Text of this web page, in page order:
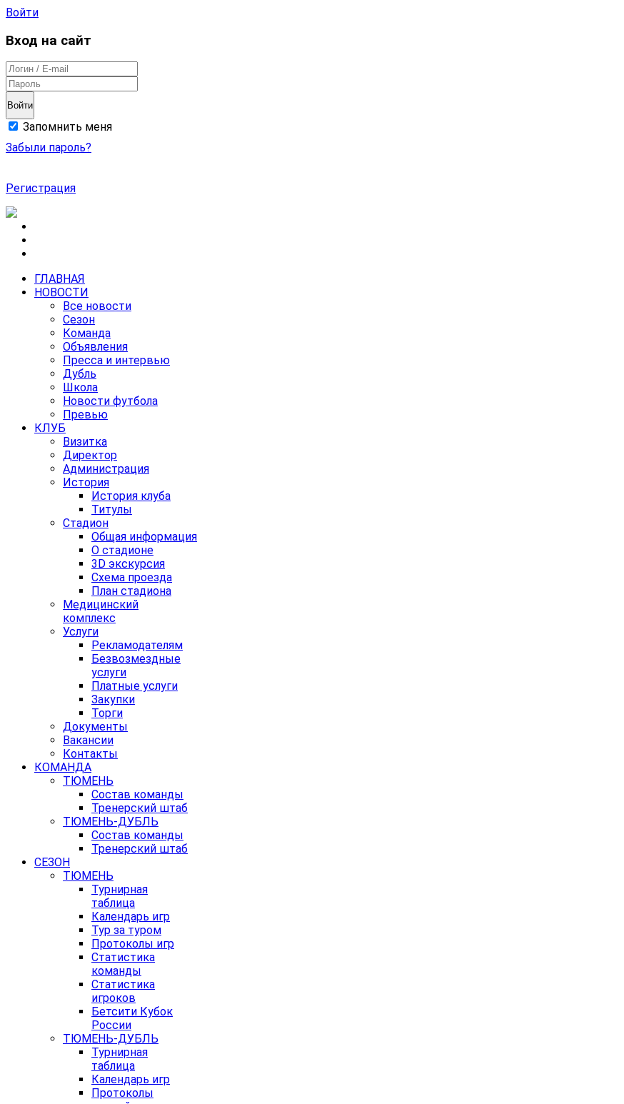
Войти
Вход на сайт
Войти
Запомнить меня
Забыли пароль?
Регистрация
ГЛАВНАЯ
НОВОСТИ
Все новости
Сезон
Команда
Объявления
Пресса и интервью
Дубль
Школа
Новости футбола
Превью
КЛУБ
Визитка
Директор
Администрация
История
История клуба
Титулы
Стадион
Общая информация
О стадионе
3D экскурсия
Схема проезда
План стадиона
Медицинский
комплекс
Услуги
Рекламодателям
Безвозмездные
услуги
Платные услуги
Закупки
Торги
Документы
Вакансии
Контакты
КОМАНДА
ТЮМЕНЬ
Состав команды
Тренерский штаб
ТЮМЕНЬ-ДУБЛЬ
Состав команды
Тренерский штаб
СЕЗОН
ТЮМЕНЬ
Турнирная
таблица
Календарь игр
Тур за туром
Протоколы игр
Статистика
команды
Статистика
игроков
Бетсити Кубок
России
ТЮМЕНЬ-ДУБЛЬ
Турнирная
таблица
Календарь игр
Протоколы